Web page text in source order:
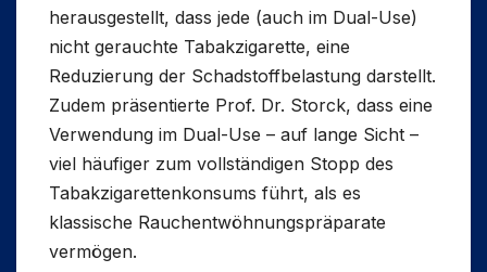
herausgestellt, dass jede (auch im Dual-Use)
nicht gerauchte Tabakzigarette, eine
Reduzierung der Schadstoffbelastung darstellt.
Zudem präsentierte Prof. Dr. Storck, dass eine
Verwendung im Dual-Use – auf lange Sicht –
viel häufiger zum vollständigen Stopp des
Tabakzigarettenkonsums führt, als es
klassische Rauchentwöhnungspräparate
vermögen.